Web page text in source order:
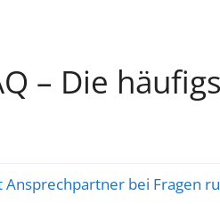
– Die
Ansprechpartner bei Fragen